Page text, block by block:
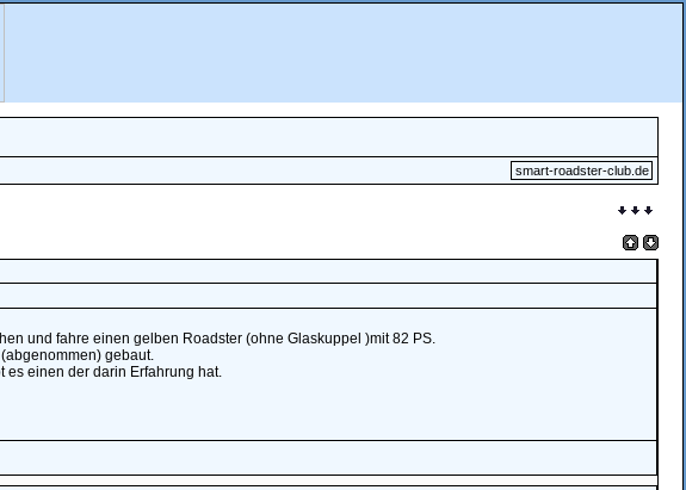
smart-roadster-club.de
und fahre einen gelben Roadster (ohne Glaskuppel )mit 82 PS.
gebaut.
es einen der darin Erfahrung hat.